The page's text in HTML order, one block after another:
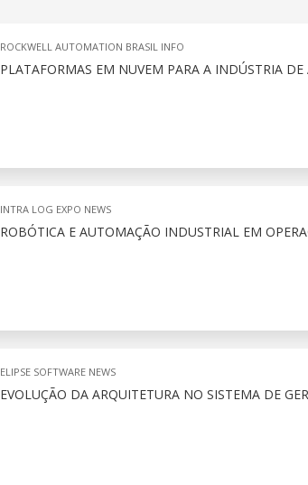
ROCKWELL AUTOMATION BRASIL INFO
PLATAFORMAS EM NUVEM PARA A INDÚSTRIA
INTRA LOG EXPO NEWS
ROBÓTICA E AUTOMAÇÃO INDUSTRIAL EM
ELIPSE SOFTWARE NEWS
EVOLUÇÃO DA ARQUITETURA NO SISTEMA DE